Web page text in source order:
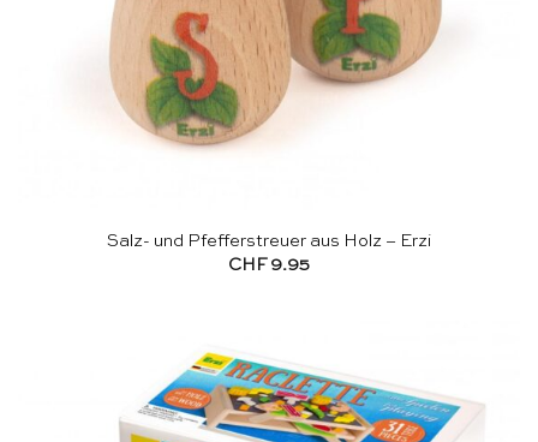
Salz- und Pfefferstreuer aus Holz – Erzi
CHF9.95